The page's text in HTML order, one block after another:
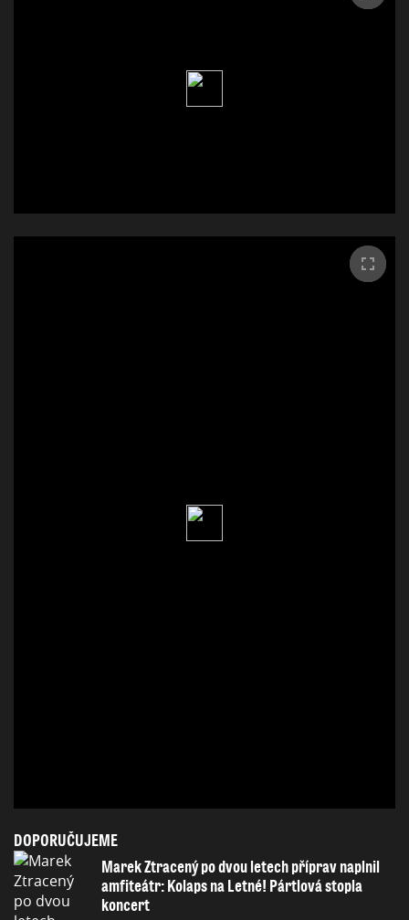
DOPORUČUJEME
Marek Ztracený po dvou letech příprav naplnil
amfiteátr: Kolaps na Letné! Pártlová stopla
koncert